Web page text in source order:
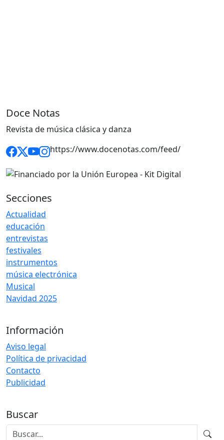
Doce Notas
Revista de música clásica y danza
https://www.docenotas.com/feed/
Secciones
Actualidad
educación
entrevistas
festivales
instrumentos
música electrónica
Musical
Navidad 2025
Información
Aviso legal
Política de privacidad
Contacto
Publicidad
Buscar